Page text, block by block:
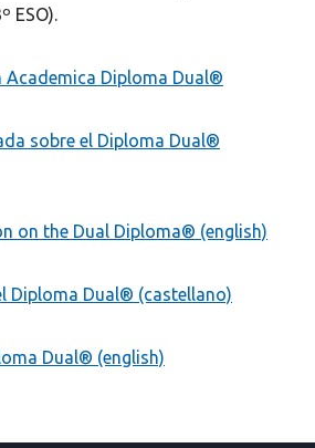
ESO).
Academica Diploma Dual®
sobre el Diploma Dual®
on the Dual Diploma® (english)
Diploma Dual® (castellano)
Dual® (english)